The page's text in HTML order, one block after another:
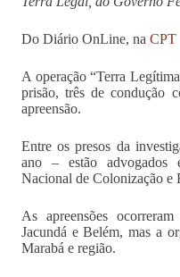
Do Diário OnLine, na CPT
A operação “Terra
prisão, três de condução
apreensão.
Entre os presos da
ano – estão advogados
Nacional de Colonização e
As apreensões
Jacundá e Belém, mas a
Marabá e região.